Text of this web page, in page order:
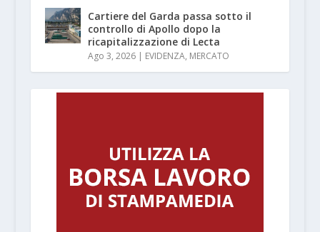
Cartiere del Garda passa sotto il
controllo di Apollo dopo la
ricapitalizzazione di Lecta
Ago 3, 2026| EVIDENZA, MERCATO